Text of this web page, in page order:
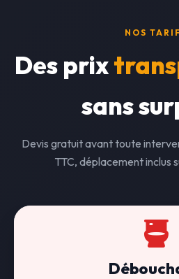
NOS
Des prix
sans
Devis gratuit avant toute
TTC, déplacement inclus